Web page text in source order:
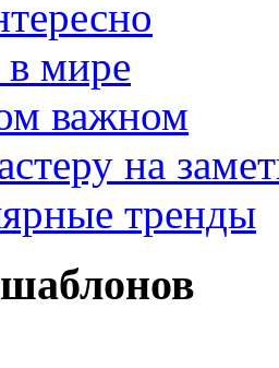
мире
важном
на
тренды